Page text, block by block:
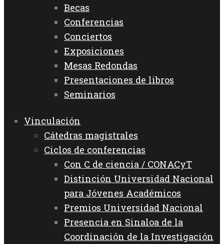
Becas
Conferencias
Conciertos
Exposiciones
Mesas Redondas
Presentaciones de libros
Seminarios
Vinculación
Cátedras magistrales
Ciclos de conferencias
Con C de ciencia / CONACyT
Distinción Universidad Nacional
para Jóvenes Académicos
Premios Universidad Nacional
Presencia en Sinaloa de la
Coordinación de la Investigación